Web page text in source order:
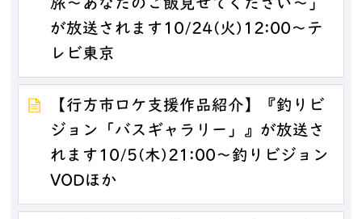
旅～あなたのご飯見せてください～」
が放送されます10/24(火)12:00～テ
レビ東京
【行方市ロケ支援作品紹介】『釣りビ
ジョン「バスギャラリー」』が放送さ
れます10/5(木)21:00～釣りビジョン
VODほか